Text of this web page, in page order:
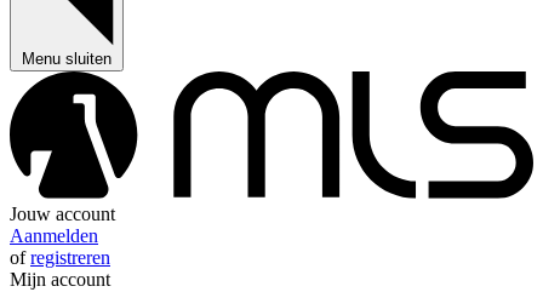
Menu sluiten
Jouw account
Aanmelden
ofregistreren
Mijn account